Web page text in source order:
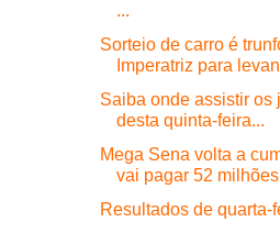
...
Sorteio de carro é
Imperatriz para
Saiba onde assistir os
desta quinta-feira...
Mega Sena volta a
vai pagar 52 milhões
Resultados de quarta-